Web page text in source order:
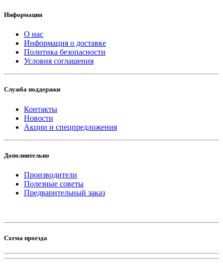
Информация
О нас
Информация о доставке
Политика безопасности
Условия соглашения
Служба поддержки
Контакты
Новости
Акции и спецпредложения
Дополнительно
Производители
Полезные советы
Предварительный заказ
Схема проезда